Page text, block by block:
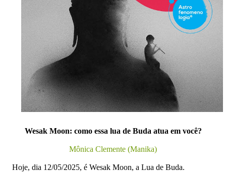
Wesak Moon: como essa lua de Buda atua em você?
Mônica Clemente (Manika)
Hoje, dia 12/05/2025, é Wesak Moon, a Lua de Buda.